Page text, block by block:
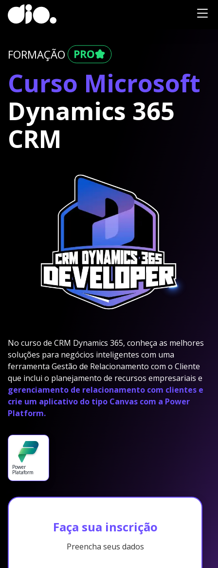
FORMAÇÃO
Curso Microsoft
Dynamics 365
CRM
No curso de CRM Dynamics 365, conheça as melhores
soluções para negócios inteligentes com uma
ferramenta Gestão de Relacionamento com o Cliente
que inclui o planejamento de recursos empresariais e
gerenciamento de relacionamento com clientes e
crie um aplicativo do tipo Canvas com a Power
Platform.
Power
Plataform
Faça sua inscrição
Preencha seus dados